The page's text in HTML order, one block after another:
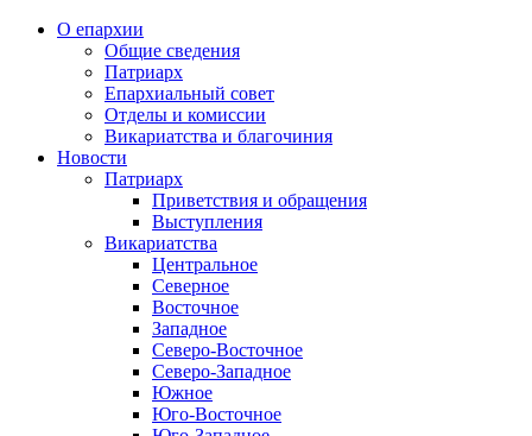
О епархии
Общие сведения
Патриарх
Епархиальный совет
Отделы и комиссии
Викариатства и благочиния
Новости
Патриарх
Приветствия и обращения
Выступления
Викариатства
Центральное
Северное
Восточное
Западное
Северо-Восточное
Северо-Западное
Южное
Юго-Восточное